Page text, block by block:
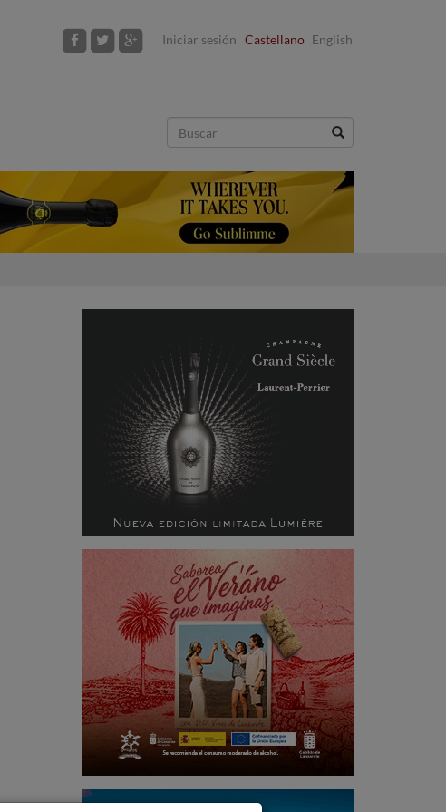
Iniciar sesión Castellano English